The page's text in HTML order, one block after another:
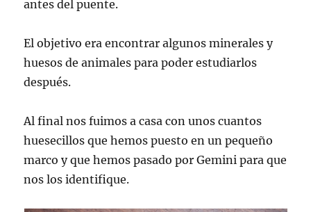
antes del puente.
El objetivo era encontrar algunos minerales y
huesos de animales para poder estudiarlos
después.
Al final nos fuimos a casa con unos cuantos
huesecillos que hemos puesto en un pequeño
marco y que hemos pasado por Gemini para que
nos los identifique.